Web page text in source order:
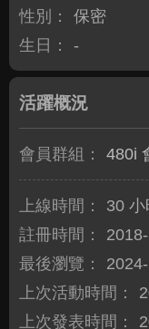
性別：
保密
生日：
-
活躍概況
會員群組： 480i
上線時間：
30 小
註冊時間：
最後瀏覽：
上次活動時間：
上次發表時間：